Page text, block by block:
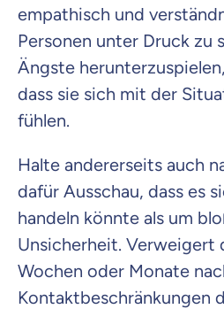
empathisch und
Personen unter Druck zu
Ängste
dass sie sich mit der
fühlen.
Halte andererseits auch
dafür Ausschau, dass es
handeln könnte als um
Unsicherheit. Verweigert
Wochen oder Monate
Kontaktbeschränkungen